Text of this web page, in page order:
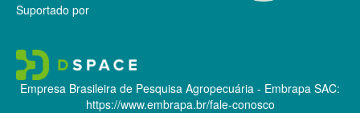
Suportado por
Empresa Brasileira de Pesquisa Agropecuária - Embrapa SAC:
https://www.embrapa.br/fale-conosco